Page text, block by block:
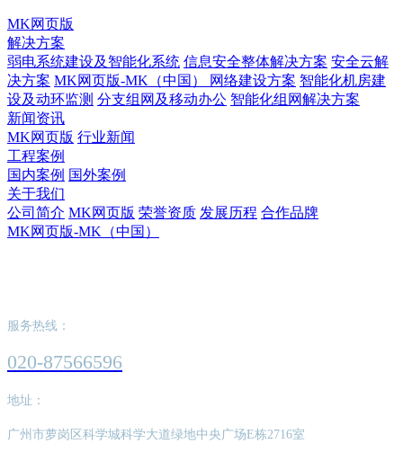
MK网页版
解决方案
弱电系统建设及智能化系统 信息安全整体解决方案 安全云解
决方案 MK网页版-MK（中国） 网络建设方案 智能化机房建
设及动环监测 分支组网及移动办公 智能化组网解决方案
新闻资讯
MK网页版 行业新闻
工程案例
国内案例 国外案例
关于我们
公司简介 MK网页版 荣誉资质 发展历程 合作品牌
MK网页版-MK（中国）
服务热线：
020-87566596
地址：
广州市萝岗区科学城科学大道绿地中央广场E栋2716室